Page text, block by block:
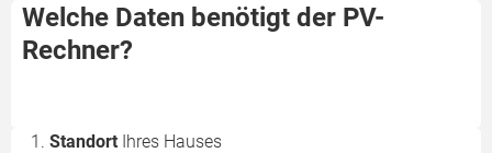
Welche Daten benötigt der PV-
Rechner?
Standort Ihres Hauses